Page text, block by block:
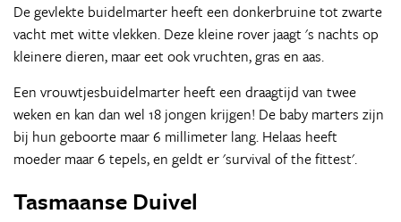
De gevlekte buidelmarter heeft een donkerbruine tot zwarte
vacht met witte vlekken. Deze kleine rover jaagt 's nachts op
kleinere dieren, maar eet ook vruchten, gras en aas.
Een vrouwtjesbuidelmarter heeft een draagtijd van twee
weken en kan dan wel 18 jongen krijgen! De baby marters zijn
bij hun geboorte maar 6 millimeter lang. Helaas heeft
moeder maar 6 tepels, en geldt er 'survival of the fittest'.
Tasmaanse Duivel